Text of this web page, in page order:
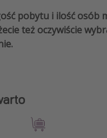
pobytu i ilość osób
też oczywiście